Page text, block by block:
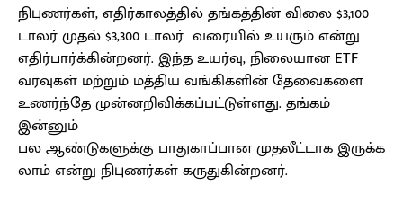
நிபுணர்கள், எதிர்காலத்தில் தங்கத்தின் விலை $3,100
டாலர் முதல் $3,300 டாலர் வரையில் உயரும் என்று
எதிர்பார்க்கின்றனர். இந்த உயர்வு, நிலையான ETF
வரவுகள் மற்றும் மத்திய வங்கிகளின் தேவைகளை
உணர்ந்தே முன்னறிவிக்கப்பட்டுள்ளது. தங்கம்
இன்னும்
பல ஆண்டுகளுக்கு பாதுகாப்பான முதலீட்டாக இருக்க
லாம் என்று நிபுணர்கள் கருதுகின்றனர்.